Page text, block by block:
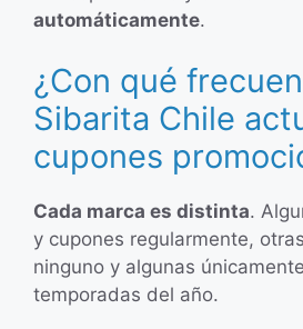
automáticamente.
¿Con qué
Sibarita Chile
cupones
Cada marca es distinta.
y cupones regularmente,
ninguno y algunas
temporadas del año.